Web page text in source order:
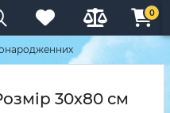
0
30х80 см